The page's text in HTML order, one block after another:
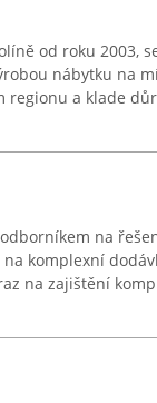
od roku 2003,
nábytku na
regionu a klade
na
komplexní
na zajištění